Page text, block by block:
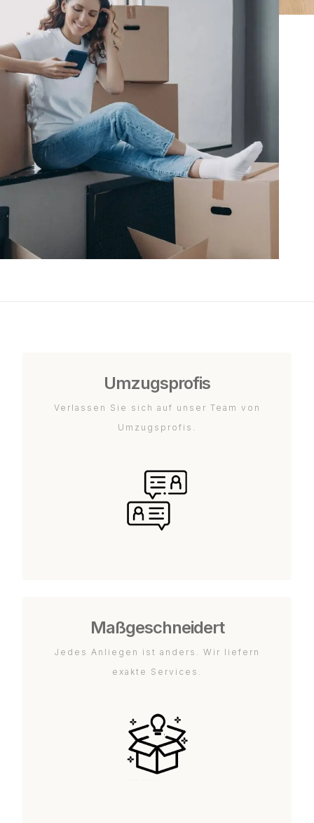
Umzugsprofis
Verlassen Sie sich auf unser Team von
Umzugsprofis.
Maßgeschneidert
Jedes Anliegen ist anders. Wir liefern
exakte Services.